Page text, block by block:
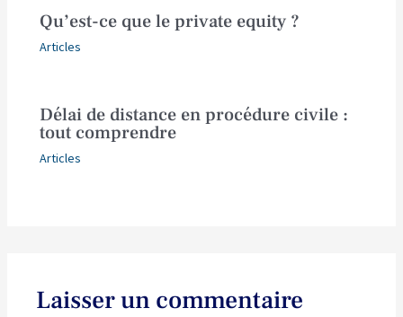
Qu’est-ce que le private equity ?
Articles
Délai de distance en procédure civile :
tout comprendre
Articles
Laisser un commentaire